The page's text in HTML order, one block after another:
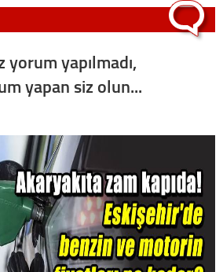
yorum yapılmadı,
yapan siz olun...